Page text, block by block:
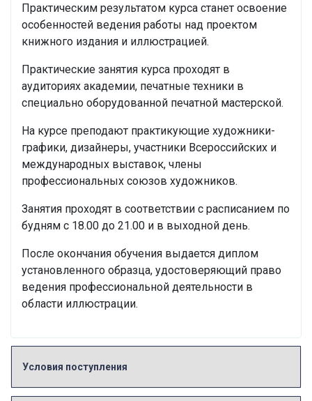
Практическим результатом курса станет освоение
особенностей ведения работы над проектом
книжного издания и иллюстрацией.
Практические занятия курса проходят в
аудиториях академии, печатные техники в
специально оборудованной печатной мастерской.
На курсе преподают практикующие художники-
графики, дизайнеры, участники Всероссийских и
международных выставок, члены
профессиональных союзов художников.
Занятия проходят в соответствии с расписанием по
будням с 18.00 до 21.00 и в выходной день.
После окончания обучения выдается диплом
установленного образца, удостоверяющий право
ведения профессиональной деятельности в
области иллюстрации.
Условия поступления